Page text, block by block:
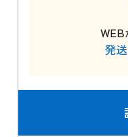
発